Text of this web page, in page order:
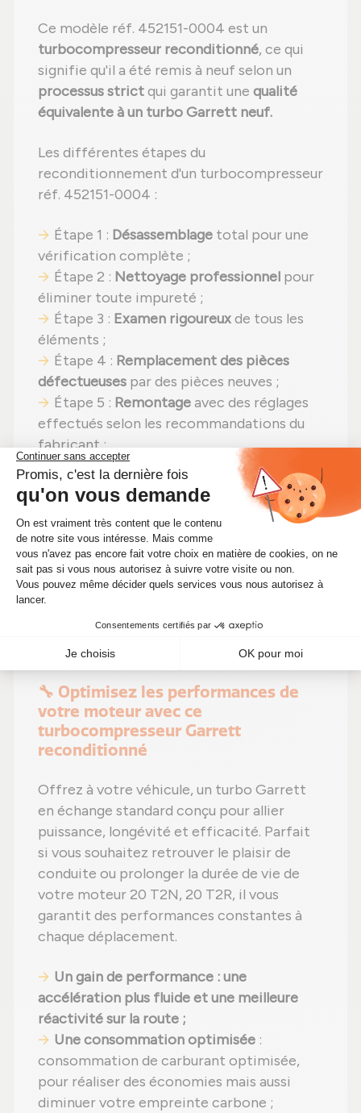
Ce modèle réf. 452151-0004 est un
turbocompresseur reconditionné, ce qui
signifie qu'il a été remis à neuf selon un
processus strictqui garantit une qualité
équivalente à un turbo Garrett neuf.
Les différentes étapes du
reconditionnement d'un turbocompresseur
réf. 452151-0004 :
Étape 1 : Désassemblage total pour une
vérification complète ;
Étape 2 : Nettoyage professionnel pour
éliminer toute impureté ;
Étape 3 : Examen rigoureuxde tous les
éléments ;
Étape 4 : Remplacement des pièces
défectueuses par des pièces neuves ;
Étape 5 : Remontageavec des réglages
effectués selon les recommandations du
fabricant ;
Étape 6 :Contrôle qualité
sur banc
d'essai Schenck avant expédition.
En choisissant unturbo reconditionné,
vous faites un pari gagnant :même
puissance,moins de dépenses (avec un prix
imbattable à 266,00 €)et unimpact
hésiter ? Boostez votre moteur tout en
faisant des économies !
🔧 Optimisez les performances de
votre moteur avec ce
turbocompresseur Garrett
reconditionné
Offrez à votre véhicule, un turbo Garrett
en échange standard conçu pour allier
puissance, longévité et efficacité. Parfait
si vous souhaitez retrouver le plaisir de
conduite ou prolonger la durée de vie de
votre moteur 20 T2N, 20 T2R, il vous
garantit des performances constantes à
chaque déplacement.
Un gain de performance : une
accélération plus fluide et une meilleure
réactivité sur la route ;
Une consommation optimisée :
consommation de carburant optimisée,
pour réaliser des économies mais aussi
diminuer votre empreinte carbone ;